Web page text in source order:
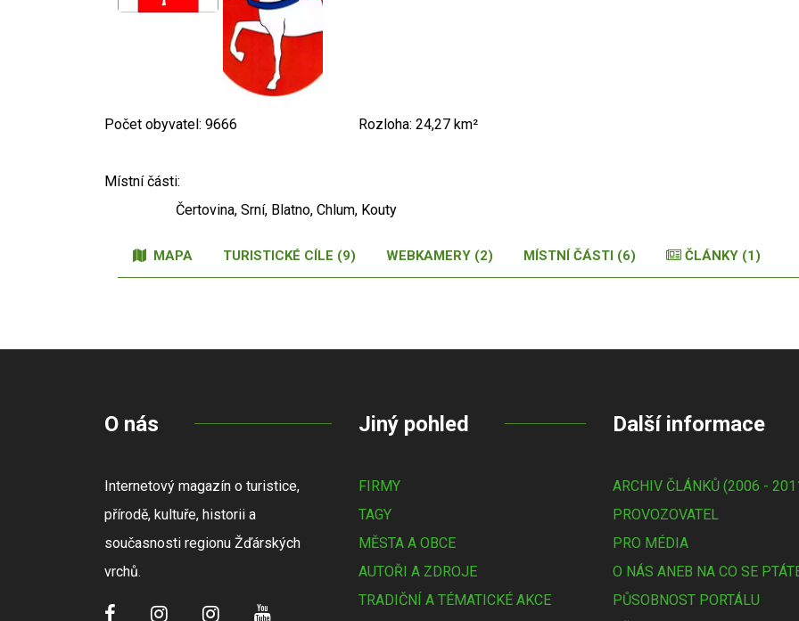
Počet obyvatel: 9666 Rozloha: 24,27 km²
Místní části:
Čertovina, Srní, Blatno, Chlum, Kouty
MAPA TURISTICKÉ CÍLE (9) WEBKAMERY (2) MÍSTNÍ ČÁSTI (6) ČLÁNKY (1)
O nás
Internetový magazín o turistice,
přírodě, kultuře, historii a
současnosti regionu Žďárských
vrchů.
Jiný pohled
FIRMY
TAGY
MĚSTA A OBCE
AUTOŘI A ZDROJE
TRADIČNÍ A TÉMATICKÉ AKCE
Další informace
ARCHIV ČLÁNKŮ (2006 -
PROVOZOVATEL
PRO MÉDIA
O NÁS ANEB NA CO SE
PŮSOBNOST PORTÁLU